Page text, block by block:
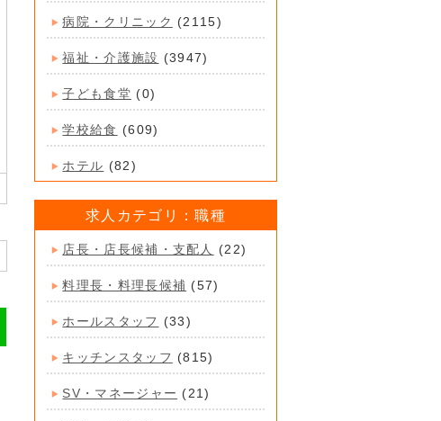
病院・クリニック (2115)
福祉・介護施設 (3947)
子ども食堂 (0)
学校給食 (609)
ホテル (82)
求人カテゴリ：職種
店長・店長候補・支配人 (22)
料理長・料理長候補 (57)
ホールスタッフ (33)
キッチンスタッフ (815)
SV・マネージャー (21)